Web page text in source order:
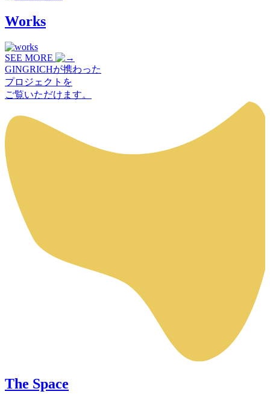
Works
SEE MORE
GINGRICHが携わった
プロジェクトを
ご覧いただけます。
The Space